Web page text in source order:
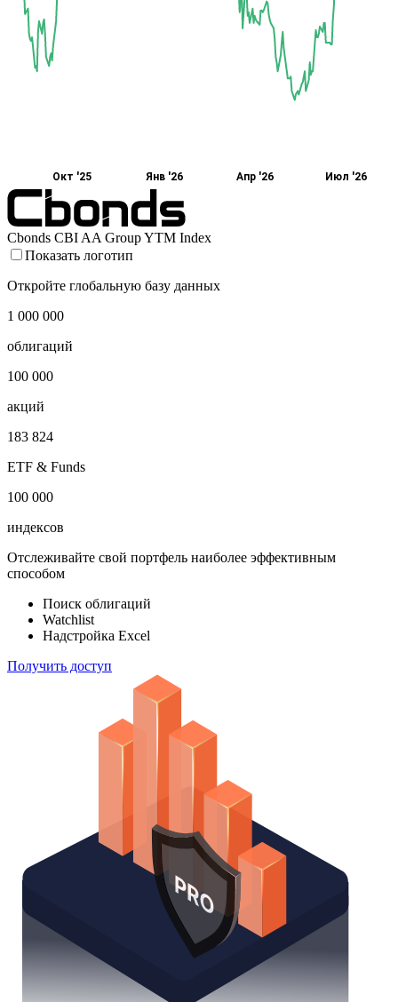
Окт '25 Янв '26 Апр '26 Июл '26
Cbonds CBI AA Group YTM Index
Показать логотип
Откройте глобальную базу данных
1 000 000
облигаций
100 000
акций
183 824
ETF & Funds
100 000
индексов
Отслеживайте свой портфель наиболее эффективным
способом
Поиск облигаций
Watchlist
Надстройка Excel
Получить доступ